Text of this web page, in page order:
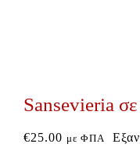
Sansevieria
€25.00 με ΦΠΑ